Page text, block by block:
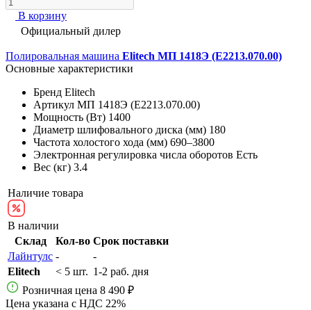
В корзину
Официальный дилер
Полировальная машина Elitech МП 1418Э (E2213.070.00)
Основные характеристики
Бренд Elitech
Артикул МП 1418Э (E2213.070.00)
Мощность (Вт) 1400
Диаметр шлифовального диска (мм) 180
Частота холостого хода (мм) 690–3800
Электронная регулировка числа оборотов Есть
Вес (кг) 3.4
Наличие товара
В наличии
Склад
Кол-во Срок поставки
Лайнтулс -
-
Elitech
< 5 шт. 1-2 раб. дня
Розничная цена 8 490 ₽
Цена указана с НДС 22%